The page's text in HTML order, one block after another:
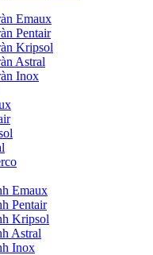
Emaux
Pentair
Kripsol
Astral
Inox
Emaux
Pentair
Kripsol
Astral
Inox